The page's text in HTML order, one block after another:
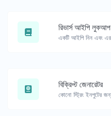
রিভার্স আইপি লুকআপ
বিক্রিপ্ট জেনারেটর